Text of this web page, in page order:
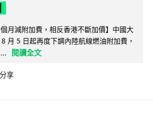
個月減附加費，相反香港不斷加價】中國大
月 5 日起再度下調內陸航線燃油附加費，
閱讀全文
分享